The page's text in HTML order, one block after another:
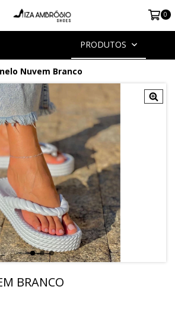
0
PRODUTOS
Nuvem Branco
BRANCO